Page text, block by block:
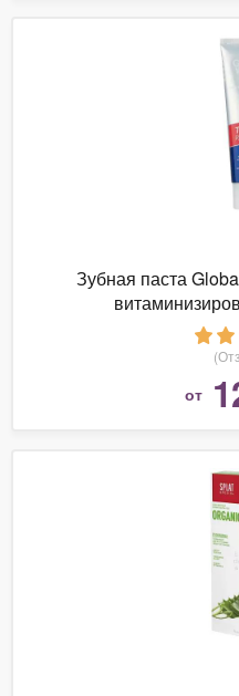
Зубная паста
от